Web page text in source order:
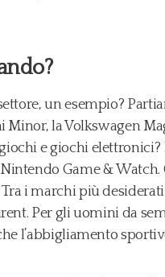
un esempio?
la Volkswagen
e giochi elettronici?
Game & Watch.
i marchi più
Per gli uomini da
l’abbigliamento